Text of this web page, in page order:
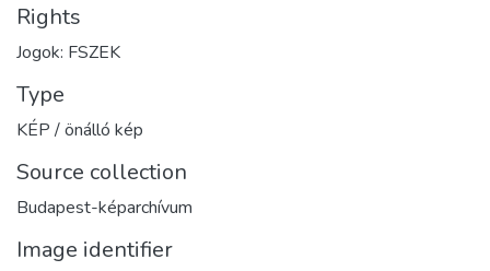
Rights
Jogok: FSZEK
Type
KÉP / önálló kép
Source collection
Budapest-képarchívum
Image identifier